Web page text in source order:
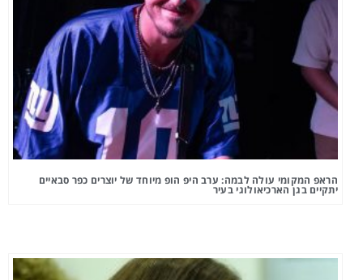
הראפ המקומי עולה לבמה: ערב היפ הופ מיוחד של יוצרים כפר סבאיים
יתקיים בגן הארכיאולוגי בעיר